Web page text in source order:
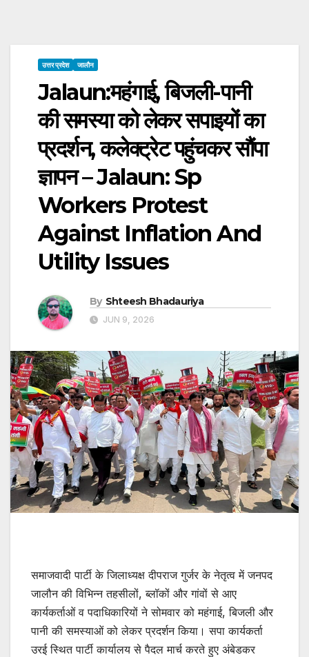
उत्तर प्रदेश जालौन
Jalaun:महंगाई, बिजली-पानी
की समस्या को लेकर सपाइयों का
प्रदर्शन, कलेक्ट्रेट पहुंचकर सौंपा
ज्ञापन – Jalaun: Sp
Workers Protest
Against Inflation And
Utility Issues
By Shteesh Bhadauriya
JUN 9, 2026
समाजवादी पार्टी के जिलाध्यक्ष दीपराज गुर्जर के नेतृत्व में जनपद
जालौन की विभिन्न तहसीलों, ब्लॉकों और गांवों से आए
कार्यकर्ताओं व पदाधिकारियों ने सोमवार को महंगाई, बिजली और
पानी की समस्याओं को लेकर प्रदर्शन किया। सपा कार्यकर्ता
उरई स्थित पार्टी कार्यालय से पैदल मार्च करते हुए अंबेडकर